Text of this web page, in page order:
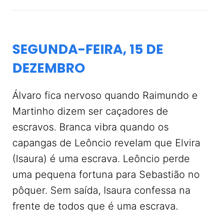
SEGUNDA-FEIRA, 15 DE
DEZEMBRO
Álvaro fica nervoso quando Raimundo e
Martinho dizem ser caçadores de
escravos. Branca vibra quando os
capangas de Leôncio revelam que Elvira
(Isaura) é uma escrava. Leôncio perde
uma pequena fortuna para Sebastião no
pôquer. Sem saída, Isaura confessa na
frente de todos que é uma escrava.